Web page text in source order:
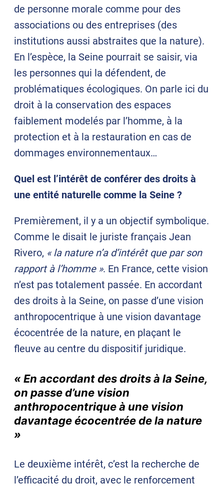
de personne morale comme pour des
associations ou des entreprises (des
institutions aussi abstraites que la nature).
En l’espèce, la Seine pourrait se saisir, via
les personnes qui la défendent, de
problématiques écologiques. On parle ici du
droit à la conservation des espaces
faiblement modelés par l’homme, à la
protection et à la restauration en cas de
dommages environnementaux…
Quel est l’intérêt de conférer des droits à
une entité naturelle comme la Seine ?
Premièrement, il y a un objectif symbolique.
Comme le disait le juriste français Jean
Rivero, « la nature n’a d’intérêt que par son
rapport à l’homme ». En France, cette vision
n’est pas totalement passée. En accordant
des droits à la Seine, on passe d’une vision
anthropocentrique à une vision davantage
écocentrée de la nature, en plaçant le
fleuve au centre du dispositif juridique.
« En accordant des droits à la Seine,
on passe d’une vision
anthropocentrique à une vision
davantage écocentrée de la nature
»
Le deuxième intérêt, c’est la recherche de
l’efficacité du droit, avec le renforcement